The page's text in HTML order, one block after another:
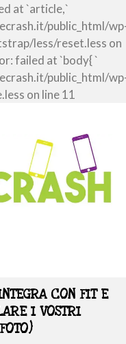
at `article,`
public_html/
less/reset.less on
failed at `body{ `
public_html/
on line 11
CON FIT E
I VOSTRI